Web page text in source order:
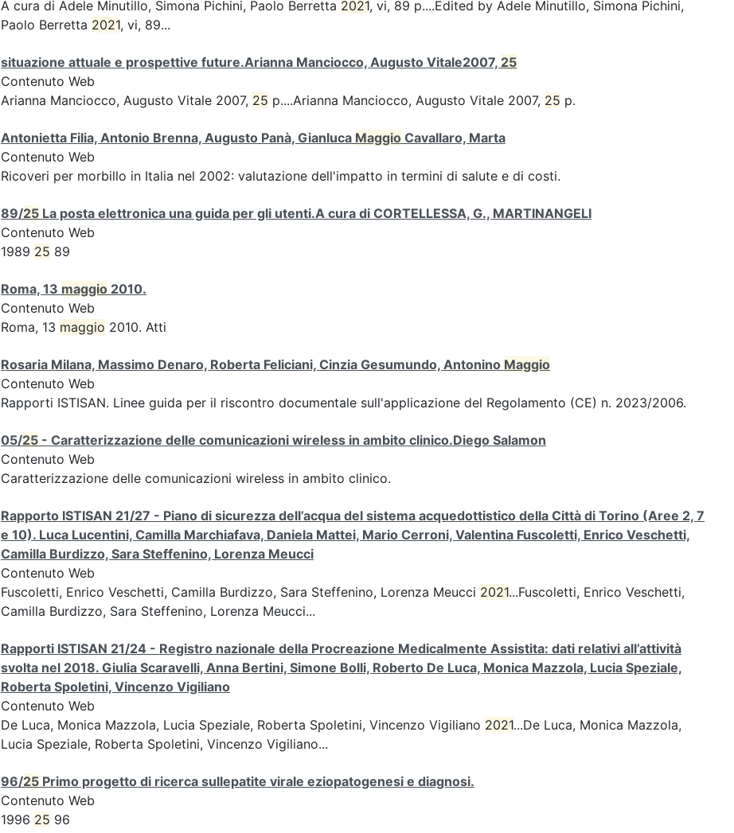
A cura di Adele Minutillo, Simona Pichini, Paolo Berretta 2021, vi, 89 p....Edited by Adele Minutillo, Simona Pichini,
Paolo Berretta 2021, vi, 89...
situazione attuale e prospettive future.Arianna Manciocco, Augusto Vitale2007, 25
Contenuto Web
Arianna Manciocco, Augusto Vitale 2007, 25 p....Arianna Manciocco, Augusto Vitale 2007, 25 p.
Antonietta Filia, Antonio Brenna, Augusto Panà, Gianluca Maggio Cavallaro, Marta
Contenuto Web
Ricoveri per morbillo in Italia nel 2002: valutazione dell'impatto in termini di salute e di costi.
89/25 La posta elettronica una guida per gli utenti.A cura di CORTELLESSA, G., MARTINANGELI
Contenuto Web
1989 25 89
Roma, 13 maggio 2010.
Contenuto Web
Roma, 13 maggio 2010. Atti
Rosaria Milana, Massimo Denaro, Roberta Feliciani, Cinzia Gesumundo, Antonino Maggio
Contenuto Web
Rapporti ISTISAN. Linee guida per il riscontro documentale sull'applicazione del Regolamento (CE) n. 2023/2006.
05/25 - Caratterizzazione delle comunicazioni wireless in ambito clinico.Diego Salamon
Contenuto Web
Caratterizzazione delle comunicazioni wireless in ambito clinico.
Rapporto ISTISAN 21/27 - Piano di sicurezza dell’acqua del sistema acquedottistico della Città di Torino (Aree 2, 7
e 10). Luca Lucentini, Camilla Marchiafava, Daniela Mattei, Mario Cerroni, Valentina Fuscoletti, Enrico Veschetti,
Camilla Burdizzo, Sara Steffenino, Lorenza Meucci
Contenuto Web
Fuscoletti, Enrico Veschetti, Camilla Burdizzo, Sara Steffenino, Lorenza Meucci 2021...Fuscoletti, Enrico Veschetti,
Camilla Burdizzo, Sara Steffenino, Lorenza Meucci...
Rapporti ISTISAN 21/24 - Registro nazionale della Procreazione Medicalmente Assistita: dati relativi all’attività
svolta nel 2018. Giulia Scaravelli, Anna Bertini, Simone Bolli, Roberto De Luca, Monica Mazzola, Lucia Speziale,
Roberta Spoletini, Vincenzo Vigiliano
Contenuto Web
De Luca, Monica Mazzola, Lucia Speziale, Roberta Spoletini, Vincenzo Vigiliano 2021...De Luca, Monica Mazzola,
Lucia Speziale, Roberta Spoletini, Vincenzo Vigiliano...
96/25 Primo progetto di ricerca sullepatite virale eziopatogenesi e diagnosi.
Contenuto Web
1996 25 96